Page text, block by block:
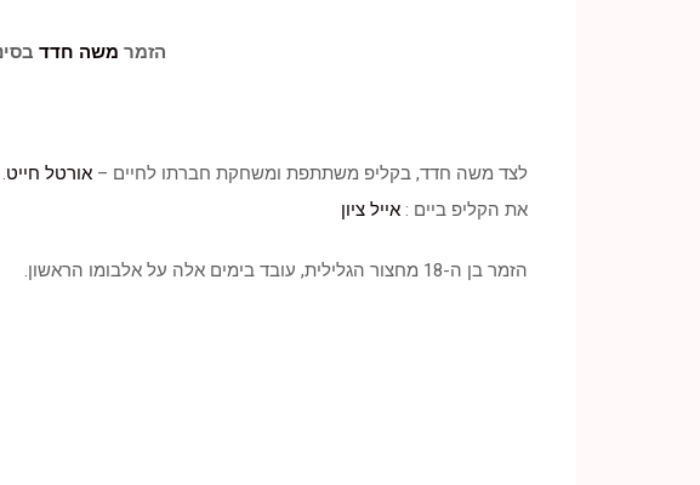
הזמר משה חדד
לצד משה חדד, בקליפ משתתפת ומשחקת חברתו לחיים – אורטל חייט.
את הקליפ ביים : אייל ציון
הזמר בן ה-18 מחצור הגלילית, עובד בימים אלה על אלבומו הראשון.